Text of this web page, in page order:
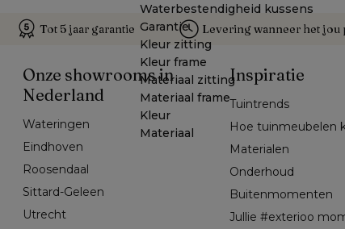
Waterbestendigheid kussens
Garantie
Kleur zitting
Kleur frame
Materiaal zitting
Materiaal frame
Kleur
Materiaal
Tot 5 jaar garantie Levering wanneer het jou
Onze showrooms in
Nederland
Wateringen
Eindhoven
Roosendaal
Sittard-Geleen
Utrecht
Inspiratie
Tuintrends
Hoe tuinmeubelen
Materialen
Onderhoud
Buitenmomenten
Jullie #exterioo